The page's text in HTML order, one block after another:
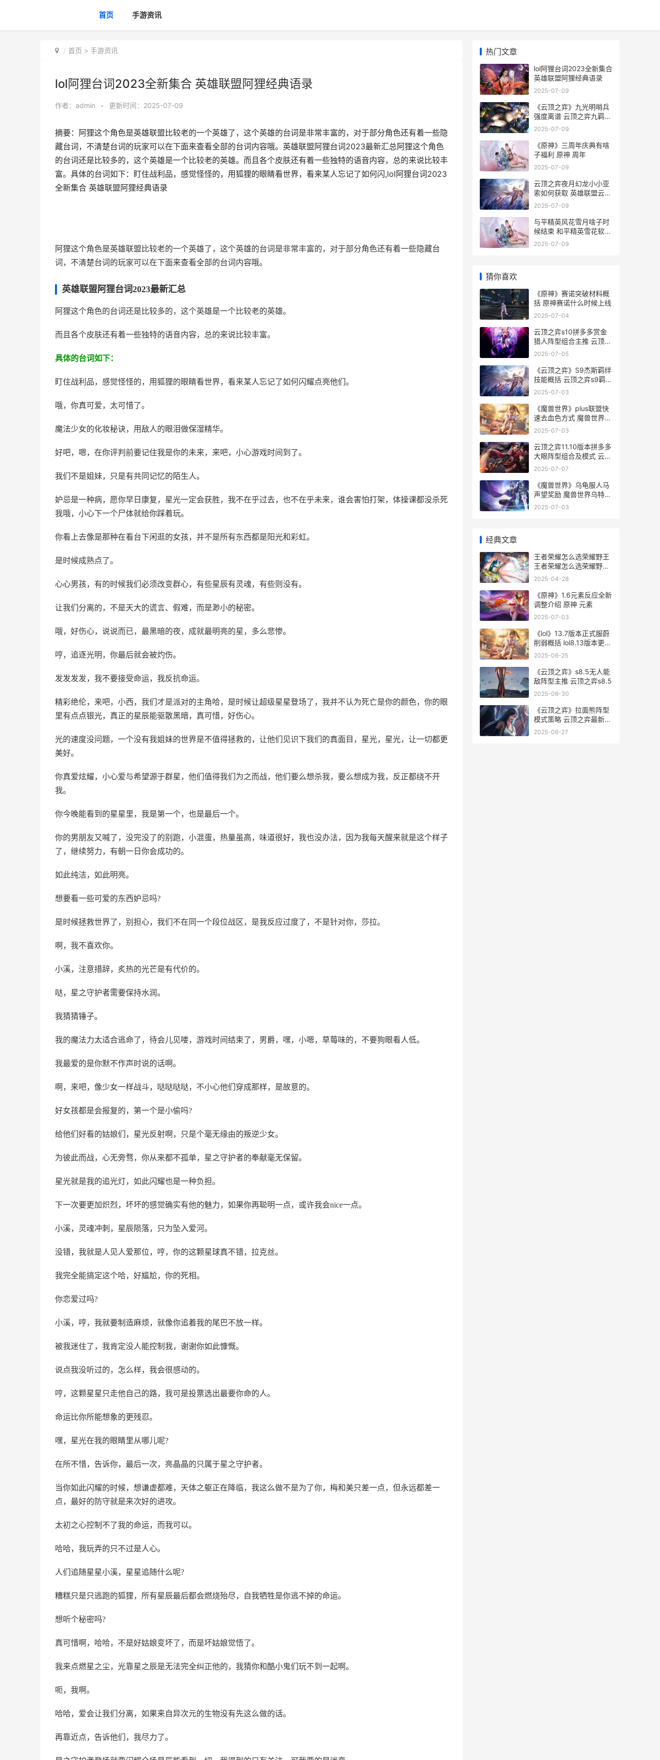
首页 手游资讯
首页 > 手游资讯
lol阿狸台词2023全新集合 英雄联盟阿狸经典语录
作者： admin • 更新时间：2025-07-09
摘要：阿狸这个角色是英雄联盟比较老的一个英雄了，这个英雄的台词是非常丰富的，对于部分角色还有着一些隐
藏台词，不清楚台词的玩家可以在下面来查看全部的台词内容哦。英雄联盟阿狸台词2023最新汇总阿狸这个角色
的台词还是比较多的，这个英雄是一个比较老的英雄。而且各个皮肤还有着一些独特的语音内容，总的来说比较丰
富。具体的台词如下：盯住战利品，感觉怪怪的，用狐狸的眼睛看世界，看来某人忘记了如何闪,lol阿狸台词2023
全新集合 英雄联盟阿狸经典语录
阿狸这个角色是英雄联盟比较老的一个英雄了，这个英雄的台词是非常丰富的，对于部分角色还有着一些隐藏台
词，不清楚台词的玩家可以在下面来查看全部的台词内容哦。
英雄联盟阿狸台词2023最新汇总
阿狸这个角色的台词还是比较多的，这个英雄是一个比较老的英雄。
而且各个皮肤还有着一些独特的语音内容，总的来说比较丰富。
具体的台词如下：
盯住战利品，感觉怪怪的，用狐狸的眼睛看世界，看来某人忘记了如何闪耀点亮他们。
哦，你真可爱，太可惜了。
魔法少女的化妆秘诀，用敌人的眼泪做保湿精华。
好吧，嗯，在你评判前要记住我是你的未来，来吧，小心游戏时间到了。
我们不是姐妹，只是有共同记忆的陌生人。
妒忌是一种病，愿你早日康复，星光一定会获胜，我不在乎过去，也不在乎未来，谁会害怕打架，体操课都没杀死
我哦，小心下一个尸体就给你踩着玩。
你看上去像是那种在看台下闲逛的女孩，并不是所有东西都是阳光和彩虹。
是时候成熟点了。
心心男孩，有的时候我们必须改变群心，有些星辰有灵魂，有些则没有。
让我们分离的，不是天大的谎言、假难，而是渺小的秘密。
哦，好伤心，说说而已，最黑暗的夜，成就最明亮的星，多么悲惨。
哼，追逐光明，你最后就会被灼伤。
发发发发，我不要接受命运，我反抗命运。
精彩绝伦，来吧，小西，我们才是派对的主角哈，是时候让超级星星登场了，我并不认为死亡是你的颜色，你的眼
里有点点银光，真正的星辰能驱散黑暗，真可惜，好伤心。
光的速度没问题，一个没有我姐妹的世界是不值得拯救的，让他们见识下我们的真面目，星光，星光，让一切都更
美好。
你真爱炫耀，小心爱与希望源于群星，他们值得我们为之而战，他们要么想杀我，要么想成为我，反正都绕不开
我。
你今晚能看到的星星里，我是第一个，也是最后一个。
你的男朋友又喊了，没完没了的别跑，小混蛋，热量虽高，味道很好，我也没办法，因为我每天醒来就是这个样子
了，继续努力，有朝一日你会成功的。
如此纯洁，如此明亮。
想要看一些可爱的东西妒忌吗?
是时候拯救世界了，别担心，我们不在同一个段位战区，是我反应过度了，不是针对你，莎拉。
啊，我不喜欢你。
小溪，注意措辞，炙热的光芒是有代价的。
哒，星之守护者需要保持水润。
我猜猜锤子。
我的魔法力太适合逃命了，待会儿见喽，游戏时间结束了，男爵，嘿，小嗯，草莓味的，不要狗眼看人低。
我最爱的是你默不作声时说的话啊。
啊，来吧，像少女一样战斗，哒哒哒哒，不小心他们穿成那样，是故意的。
好女孩都是会报复的，第一个是小偷吗?
给他们好看的姑娘们，星光反射啊，只是个毫无缘由的叛逆少女。
为彼此而战，心无旁骛，你从来都不孤单，星之守护者的奉献毫无保留。
星光就是我的追光灯，如此闪耀也是一种负担。
下一次要更加炽烈，坏坏的感觉确实有他的魅力，如果你再聪明一点，或许我会nice一点。
小溪，灵魂冲刺，星辰陨落，只为坠入爱河。
没错，我就是人见人爱那位，哼，你的这颗星球真不错，拉克丝。
我完全能搞定这个哈，好尴尬，你的死相。
你恋爱过吗?
小溪，哼，我就要制造麻烦，就像你追着我的尾巴不放一样。
被我迷住了，我肯定没人能控制我，谢谢你如此慷慨。
说点我没听过的，怎么样，我会很感动的。
哼，这颗星星只走他自己的路，我可是投票选出最要你命的人。
命运比你所能想象的更残忍。
嘿，星光在我的眼睛里从哪儿呢?
在所不惜，告诉你，最后一次，亮晶晶的只属于星之守护者。
当你如此闪耀的时候，想谦虚都难，天体之躯正在降临，我这么做不是为了你，梅和美只差一点，但永远都差一
点，最好的防守就是来次好的进攻。
太初之心控制不了我的命运，而我可以。
哈哈，我玩弄的只不过是人心。
人们追随星星小溪，星星追随什么呢?
糟糕只是只逃跑的狐狸，所有星辰最后都会燃烧殆尽，自我牺牲是你逃不掉的命运。
想听个秘密吗?
真可惜啊，哈哈，不是好姑娘变坏了，而是坏姑娘觉悟了。
我来点燃星之尘，光靠星之辰是无法完全纠正他的，我猜你和酷小鬼们玩不到一起啊。
呃，我啊。
哈哈，爱会让我们分离，如果来自异次元的生物没有先这么做的话。
再靠近点，告诉他们，我尽力了。
热门文章
lol阿狸台词2023全新集合
英雄联盟阿狸经典语录
2025-07-09
《云顶之弈》九光明哨兵
强度离谱 云顶之弈九羁绊
阵容
2025-07-09
《原神》三周年庆典有啥
子福利 原神 周年
2025-07-09
云顶之弈夜月幻龙小小亚
索如何获取 英雄联盟云顶
之弈夜影怎么合成
2025-07-09
与平精英风花雪月啥子时
候结束 和平精英雪花软件
下载
2025-07-09
猜你喜欢
《原神》赛诺突破材料概
括 原神赛诺什么时候上线
2025-07-04
云顶之弈s10拼多多赏金
猎人阵型组合主推 云顶之
弈s1拼多多阵容
2025-07-05
《云顶之弈》S9杰斯羁绊
技能概括 云顶之弈s9羁绊
一览表
2025-07-03
《魔兽世界》plus联盟快
速去血色方式 魔兽世界
plus P8
2025-07-03
云顶之弈11.10版本拼多多
大眼阵型组合及模式 云顶
之弈最新版本11.3
2025-07-07
《魔兽世界》乌龟服人马
声望奖励 魔兽世界乌特加
德城堡怎么去
2025-07-03
经典文章
王者荣耀怎么选荣耀野王
王者荣耀怎么选荣耀野王
的
2025-04-28
《原神》1.6元素反应全新
调整介绍 原神 元素
2025-07-03
《lol》13.7版本正式服蔚
削弱概括 lol8.13版本更新
内容
2025-06-25
《云顶之弈》s8.5无人能
敌阵型主推 云顶之弈s8.5
2025-06-30
《云顶之弈》拉面熊阵型
模式策略 云顶之弈最新阵
容拉克丝
2025-06-27